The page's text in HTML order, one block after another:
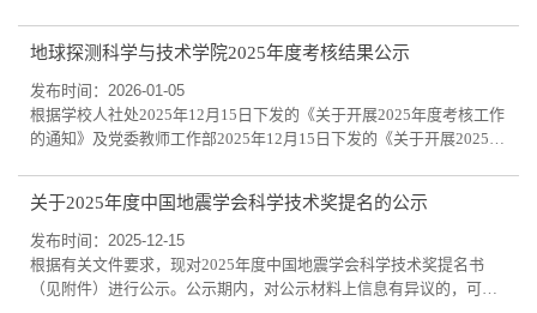
信、来电、来访等形式向学院反映。公示时间：2026年3月12日-2026
年3月18日受理单位：地球探测科学与技术学院联系电话：88502426
邮箱：wangsiyu@jlu.edu.c
地球探测科学与技术学院2025年度考核结果公示
发布时间：2026-01-05
根据学校人社处2025年12月15日下发的《关于开展2025年度考核工作
的通知》及党委教师工作部2025年12月15日下发的《关于开展2025年
职在编的高层次人才（不含两院院士、哲学社会科学资深教授）。2.
以准聘或长聘方式来校工作的专任教师。3.学校在编在岗实验技术人
员和学校以人事代理方式聘用的实验技术...
关于2025年度中国地震学会科学技术奖提名的公示
发布时间：2025-12-15
根据有关文件要求，现对2025年度中国地震学会科学技术奖提名书
（见附件）进行公示。公示期内，对公示材料上信息有异议的，可向